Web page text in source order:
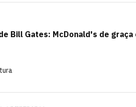
Bill Gates: McDonald's de